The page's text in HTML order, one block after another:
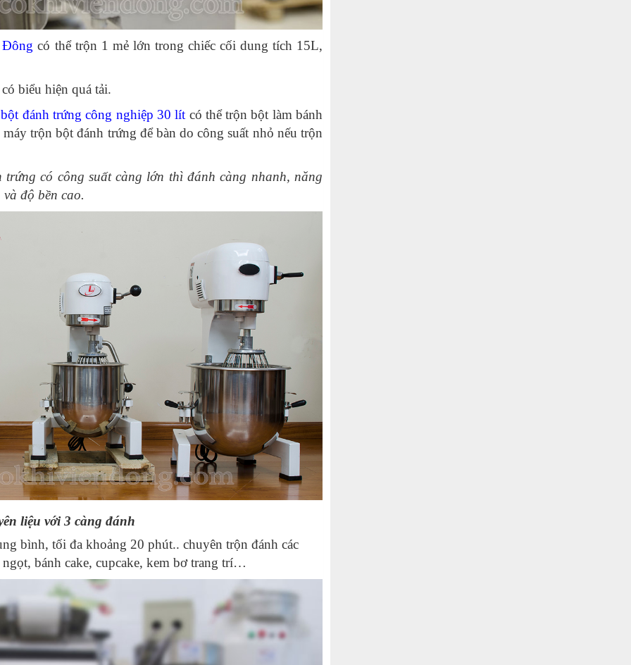
Đông có thể trộn 1 mẻ lớn trong chiếc cối dung tích 15L,
biểu hiện quá tải.
đánh trứng công nghiệp 30 lít có thể trộn bột làm bánh
trộn bột đánh trứng để bàn do công suất nhỏ nếu trộn
trứng có công suất càng lớn thì đánh càng nhanh, năng
độ bền cao.
liệu với 3 càng đánh
bình, tối đa khoảng 20 phút.. chuyên trộn đánh các
bánh cake, cupcake, kem bơ trang trí…